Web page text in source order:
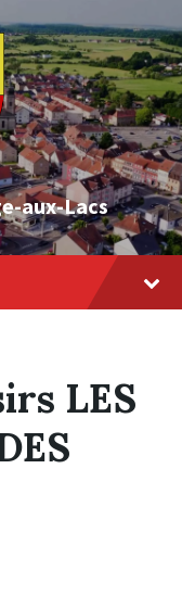
aux-Lacs
LES